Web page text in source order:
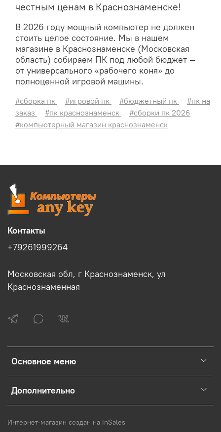
честным ценам в Краснознаменске!
В 2026 году мощный компьютер не должен
стоить целое состояние. Мы в нашем
магазине в Краснознаменске (Московская
область) собираем ПК под любой бюджет —
от универсального «рабочего коня» до
полноценной игровой машины.
#сборка пк #игровой пк #бюджетный пк
#пк на
заказ
#пк краснознаменск
#сборки пк 2026
#компьютерный магазин краснознаменск
Основное меню
Дополнительно
Контакты
+79261999264
Московская обл, г Краснознаменск, ул
Краснознаменная
Интернет-магазин создан на inSales